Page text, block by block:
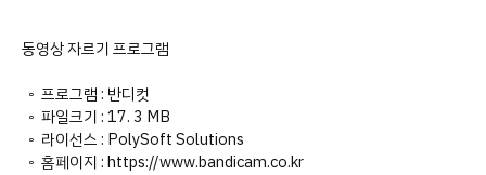
동영상 자르기 프로그램
◦ 프로그램 : 반디컷
◦ 파일크기 : 17. 3 MB
◦ 라이선스 : PolySoft Solutions
◦ 홈페이지 : https://www.bandicam.co.kr